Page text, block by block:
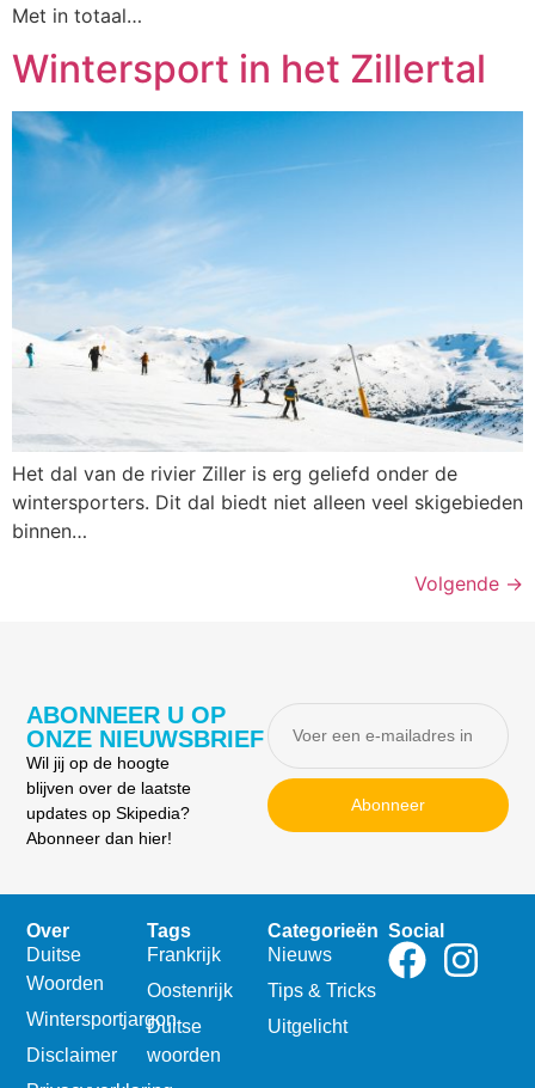
Met in totaal…
Wintersport in het Zillertal
Het dal van de rivier Ziller is erg geliefd onder de
wintersporters. Dit dal biedt niet alleen veel skigebieden
binnen…
Volgende →
ABONNEER U OP
ONZE NIEUWSBRIEF
Wil jij op de hoogte
blijven over de laatste
updates op Skipedia?
Abonneer dan hier!
Abonneer
Over
Duitse
Woorden
Wintersportjargon
Disclaimer
Tags
Frankrijk
Oostenrijk
Duitse
woorden
Categorieën
Nieuws
Tips & Tricks
Uitgelicht
Social